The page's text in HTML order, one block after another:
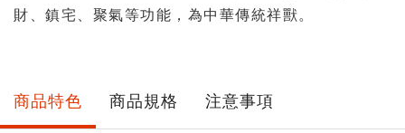
財、鎮宅、聚氣等功能，為中華傳統祥獸。
商品特色 商品規格 注意事項